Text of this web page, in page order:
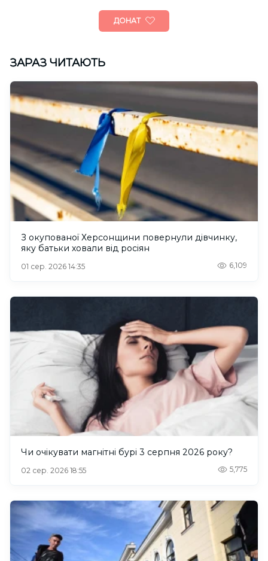
ДОНАТ
ЗАРАЗ ЧИТАЮТЬ
З окупованої Херсонщини повернули дівчинку,
яку батьки ховали від росіян
01 сер. 2026 14:35 6,109
Чи очікувати магнітні бурі 3 серпня 2026 року?
02 сер. 2026 18:55 5,775